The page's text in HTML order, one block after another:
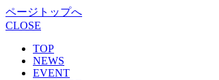
ページトップへ
CLOSE
TOP
NEWS
EVENT